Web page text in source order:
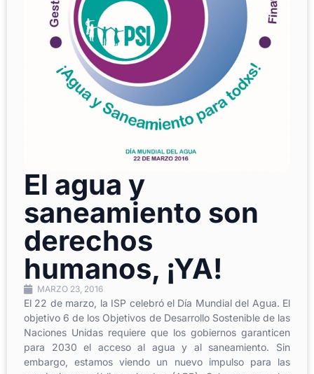
El agua y
saneamiento son
derechos
humanos, ¡YA!
MARZO 23, 2016
El 22 de marzo, la ISP celebró el Día Mundial del Agua. El
objetivo 6 de los Objetivos de Desarrollo Sostenible de las
Naciones Unidas requiere que los gobiernos garanticen
para 2030 el acceso al agua y al saneamiento. Sin
embargo, estamos viendo un nuevo impulso para las